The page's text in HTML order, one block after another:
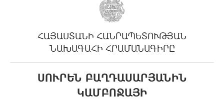
ՀԱՅԱՍՏԱՆԻ ՀԱՆՐԱՊԵՏՈՒԹՅԱՆ
ՆԱԽԱԳԱՀԻ ՀՐԱՄԱՆԱԳԻՐԸ
ՍՈՒՐԵՆ ԲԱՂԴԱՍԱՐՅԱՆԻՆ
ԿԱՄԲՈՋԱՅԻ